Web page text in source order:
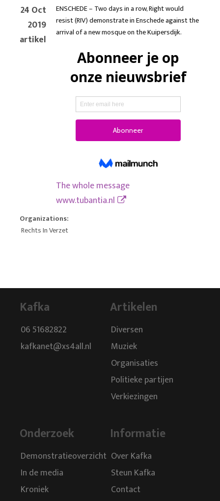
24 Oct
2019
artikel
ENSCHEDE – Two days in a row, Right would
resist (RIV) demonstrate in Enschede against the
arrival of a new mosque on the Kuipersdijk.
The whole message
www.tubantia.nl
Organizations:
Rechts In Verzet
Kafka
06 51682822
kafkanet@xs4all.nl
Artikelen
Diversen
Muziek
Organisaties
Politieke partijen
Verkiezingen
Onderzoek
Demonstratieoverzicht
In de media
Kroniek
Informatie
Over Kafka
Steun Kafka
Contact